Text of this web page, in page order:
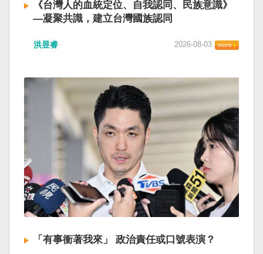
《台灣人的血統定位、自我認同、民族意識》
—凝聚共識，建立台灣國族認同
洪昱睿 2026-08-03
「有事衝著我來」 政治責任或口號表演？